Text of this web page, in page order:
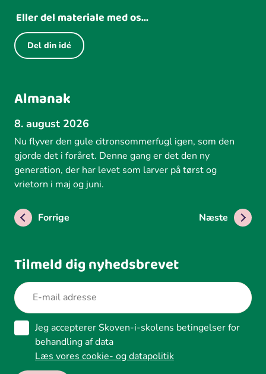
Eller del materiale med os...
Del din idé
Almanak
8. august 2026
Nu flyver den gule citronsommerfugl igen, som den
gjorde det i foråret. Denne gang er det den ny
generation, der har levet som larver på tørst og
vrietorn i maj og juni.
Forrige Næste
Tilmeld dig nyhedsbrevet
Jeg accepterer Skoven-i-skolens betingelser for
behandling af data
Læs vores cookie- og datapolitik